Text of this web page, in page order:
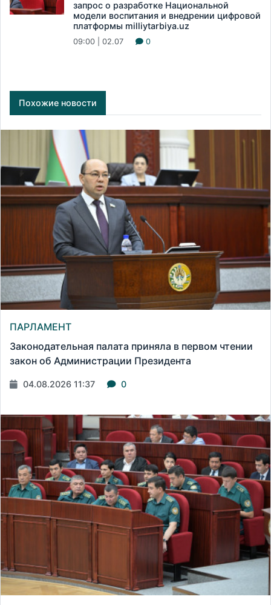
запрос о разработке Национальной
модели воспитания и внедрении цифровой
платформы milliytarbiya.uz
09:00 | 02.07 0
Похожие новости
ПАРЛАМЕНТ
Законодательная палата приняла в первом чтении
закон об Администрации Президента
04.08.2026 11:37 0